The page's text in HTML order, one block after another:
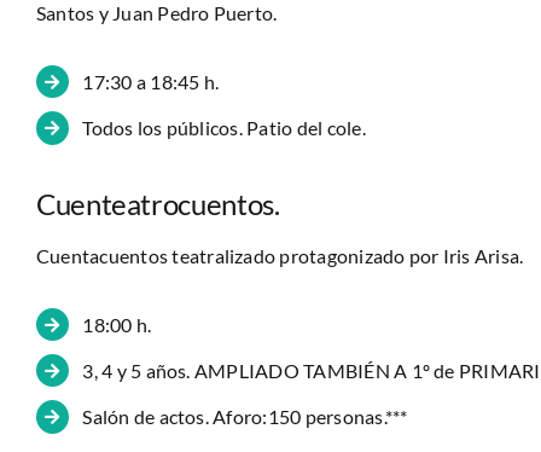
Santos y Juan Pedro Puerto.
17:30 a 18:45 h.
Todos los públicos. Patio del cole.
Cuenteatrocuentos.
Cuentacuentos teatralizado protagonizado por Iris Arisa.
18:00 h.
3, 4 y 5 años. AMPLIADO TAMBIÉN A 1º de
Salón de actos. Aforo:150 personas.***